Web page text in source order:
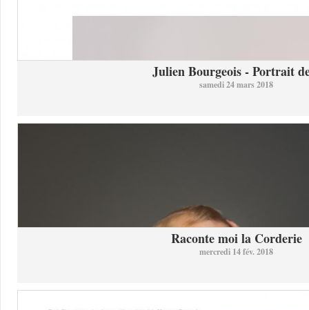
Julien Bourgeois - Portrait
samedi 24 mars 2018
Raconte moi la Corderie
mercredi 14 fév. 2018